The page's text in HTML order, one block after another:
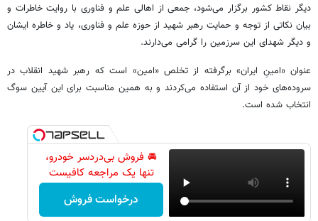
دیگر نقاط کشور برگزار می‌شود، جمعی از اهالی علم و فناوری با روایت خاطرات و
بیان نکاتی از توجه و حمایت رهبر شهید از حوزه علم و فناوری، یاد و خاطره ایشان
و دیگر شهدای این سرزمین را گرامی می‌دارند.
عنوان «امینِ ایران» برگرفته از تخلص «امین» است که رهبر شهید انقلاب در
سروده‌های خود از آن استفاده می‌کردند و به همین مناسبت برای این آیین سوگ
انتخاب شده است.
🚘 فروش بی‌دردسر خودرو،
تنها یک مراجعه کافیست
درخواست فروش